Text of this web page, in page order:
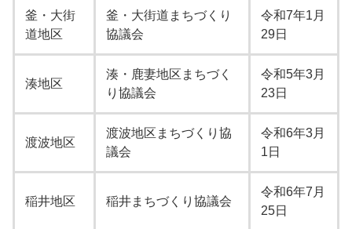
釜・大街
道地区
釜・大街道まちづくり
協議会
令和7年1月
29日
湊地区
湊・鹿妻地区まちづく
り協議会
令和5年3月
23日
渡波地区
渡波地区まちづくり協
議会
令和6年3月
1日
稲井地区 稲井まちづくり協議会
令和6年7月
25日